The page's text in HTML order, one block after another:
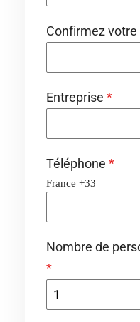
Confirmez votre
Entreprise *
Téléphone *
France +33
Nombre de
*